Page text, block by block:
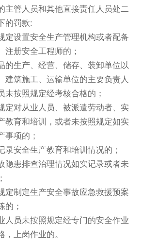
主管人员和其他直接责任人员处二
的罚款:
设置安全生产管理机构或者配备
注册安全工程师的；
生产、经营、储存、装卸单位以
建筑施工、运输单位的主要负责人
未按照规定经考核合格的；
对从业人员、被派遣劳动者、实
教育和培训，或者未按照规定如实
事项的；
安全生产教育和培训情况的；
患排查治理情况如实记录或者未
制定生产安全事故应急救援预案
的；
员未按照规定经专门的安全作业
，上岗作业的。